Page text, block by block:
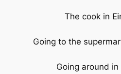
The cook in
Going to the
Going around in